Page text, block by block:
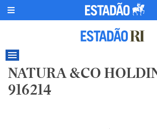
NATURA &CO
916214